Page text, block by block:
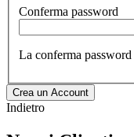
Conferma password
La conferma
Crea un Account
Indietro